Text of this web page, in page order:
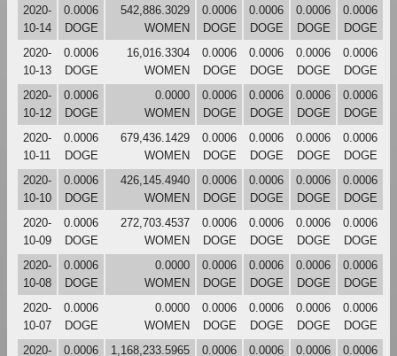
2020-
10-14
0.0006
DOGE
542,886.3029
WOMEN
0.0006
DOGE
0.0006
DOGE
0.0006
DOGE
0.0006
DOGE
2020-
10-13
0.0006
DOGE
16,016.3304
WOMEN
0.0006
DOGE
0.0006
DOGE
0.0006
DOGE
0.0006
DOGE
2020-
10-12
0.0006
DOGE
0.0000
WOMEN
0.0006
DOGE
0.0006
DOGE
0.0006
DOGE
0.0006
DOGE
2020-
10-11
0.0006
DOGE
679,436.1429
WOMEN
0.0006
DOGE
0.0006
DOGE
0.0006
DOGE
0.0006
DOGE
2020-
10-10
0.0006
DOGE
426,145.4940
WOMEN
0.0006
DOGE
0.0006
DOGE
0.0006
DOGE
0.0006
DOGE
2020-
10-09
0.0006
DOGE
272,703.4537
WOMEN
0.0006
DOGE
0.0006
DOGE
0.0006
DOGE
0.0006
DOGE
2020-
10-08
0.0006
DOGE
0.0000
WOMEN
0.0006
DOGE
0.0006
DOGE
0.0006
DOGE
0.0006
DOGE
2020-
10-07
0.0006
DOGE
0.0000
WOMEN
0.0006
DOGE
0.0006
DOGE
0.0006
DOGE
0.0006
DOGE
2020-
0.0006
1,168,233.5965
0.0006
0.0006
0.0006
0.0006